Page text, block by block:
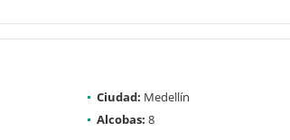
Ciudad: Medellín
Alcobas: 8